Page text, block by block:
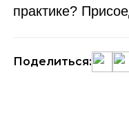
практике?
Поделиться: